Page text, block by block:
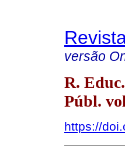
versão
R. Educ.
Públ.
https://